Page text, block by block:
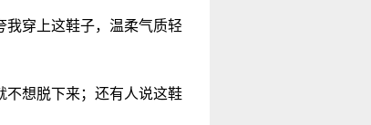
穿上这鞋子，温柔气质轻
不想脱下来；还有人说这鞋